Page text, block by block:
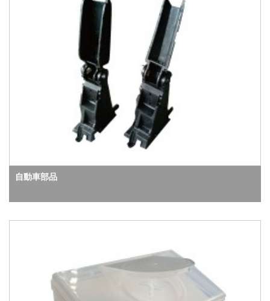
自動車部品